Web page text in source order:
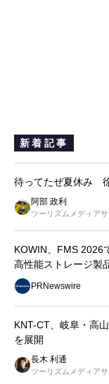
新着記事
待ってたぜ夏休み
阿部 政利
ツーリズムメディアサ
KOWIN、FMS 2026
高性能ストレージ製
PRNewswire
KNT-CT、岐阜・高
を展開
長木 利通
ツーリズムメディア